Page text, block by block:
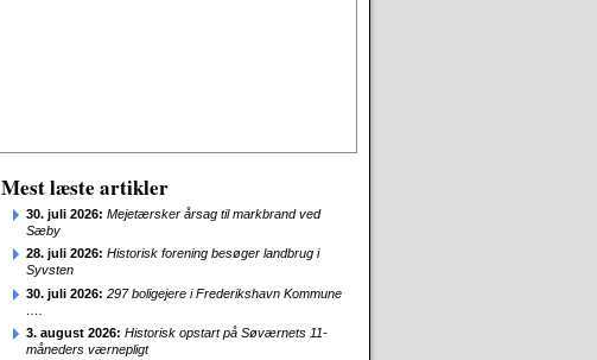
Mest læste artikler
30. juli 2026: Mejetærsker årsag til markbrand ved
Sæby
28. juli 2026: Historisk forening besøger landbrug i
Syvsten
30. juli 2026: 297 boligejere i Frederikshavn Kommune
….
3. august 2026: Historisk opstart på Søværnets 11-
måneders værnepligt